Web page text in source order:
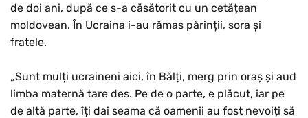
de doi ani, după ce s-a căsătorit cu un cetățean
moldovean. În Ucraina i-au rămas părinții, sora și
fratele.
„Sunt mulți ucraineni aici, în Bălți, merg prin oraș și aud
limba maternă tare des. Pe de o parte, e plăcut, iar pe
de altă parte, îți dai seama că oamenii au fost nevoiți să